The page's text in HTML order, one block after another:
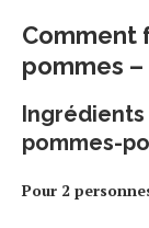
Comment
pommes
pommes-
Pour 2